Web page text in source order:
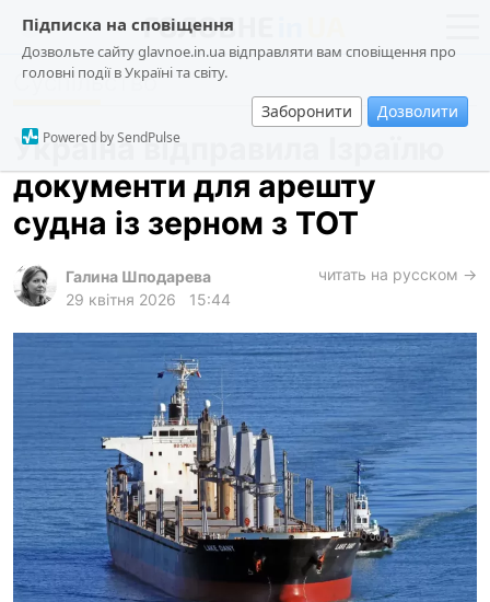
Підписка на сповіщення
Дозвольте сайту glavnoe.in.ua відправляти вам сповіщення про
головні події в Україні та світу.
Заборонити Дозволити
Powered by SendPulse
новини
про проєкт
суспільство
події
кримінал
лонгріди
харків
архів
gambling
ua ru en
Суспільство
Україна відправила Ізраїлю
документи для арешту
судна із зерном з ТОТ
Галина Шподарева
29 квітня 2026
15:44
читать на русском →